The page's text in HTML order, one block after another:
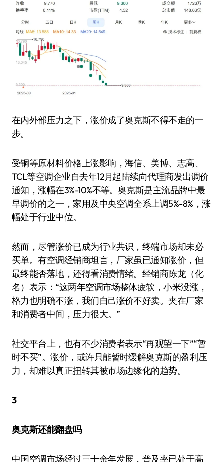
在内外部压力之下，涨价成了奥克斯不得不走的一
步。
受铜等原材料价格上涨影响，海信、美博、志高、
TCL等空调企业自去年12月起陆续向代理商发出调价
通知，涨幅在3%-10%不等。奥克斯是主流品牌中最
早调价的之一，家用及中央空调全系上调5%-8%，涨
幅处于行业中位。
然而，尽管涨价已成为行业共识，终端市场却未必
买单。有空调经销商坦言，厂家虽已通知涨价，但
最终能否落地，还得看消费情绪。经销商陈龙（化
名）表示：“这两年空调市场整体疲软，小米没涨，
格力也明确不涨，我们自己涨价不好卖。夹在厂家
和消费者中间，压力很大。”
社交平台上，也有不少消费者表示“再观望一下”“暂
时不买”。涨价，或许只能暂时缓解奥克斯的盈利压
力，却难以真正扭转其被市场边缘化的趋势。
3
奥克斯还能翻盘吗
中国空调市场经过三十余年发展，普及率已处于高